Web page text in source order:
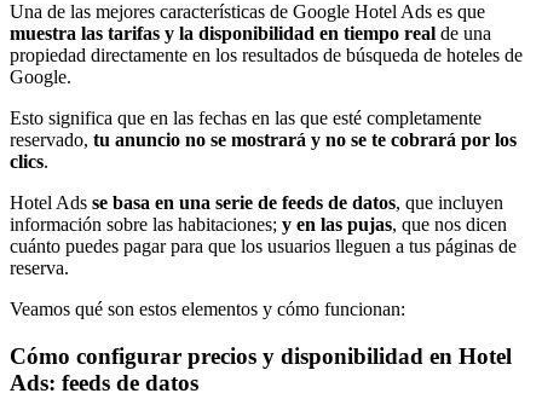
Una de las mejores características de Google Hotel Ads es que
muestra las tarifas y la disponibilidad en tiempo real de una
propiedad directamente en los resultados de búsqueda de hoteles de
Google.
Esto significa que en las fechas en las que esté completamente
reservado, tu anuncio no se mostrará y no se te cobrará por los
clics.
Hotel Ads se basa en una serie de feeds de datos, que incluyen
información sobre las habitaciones; y en las pujas, que nos dicen
cuánto puedes pagar para que los usuarios lleguen a tus páginas de
reserva.
Veamos qué son estos elementos y cómo funcionan:
Cómo configurar precios y disponibilidad en Hotel
Ads: feeds de datos